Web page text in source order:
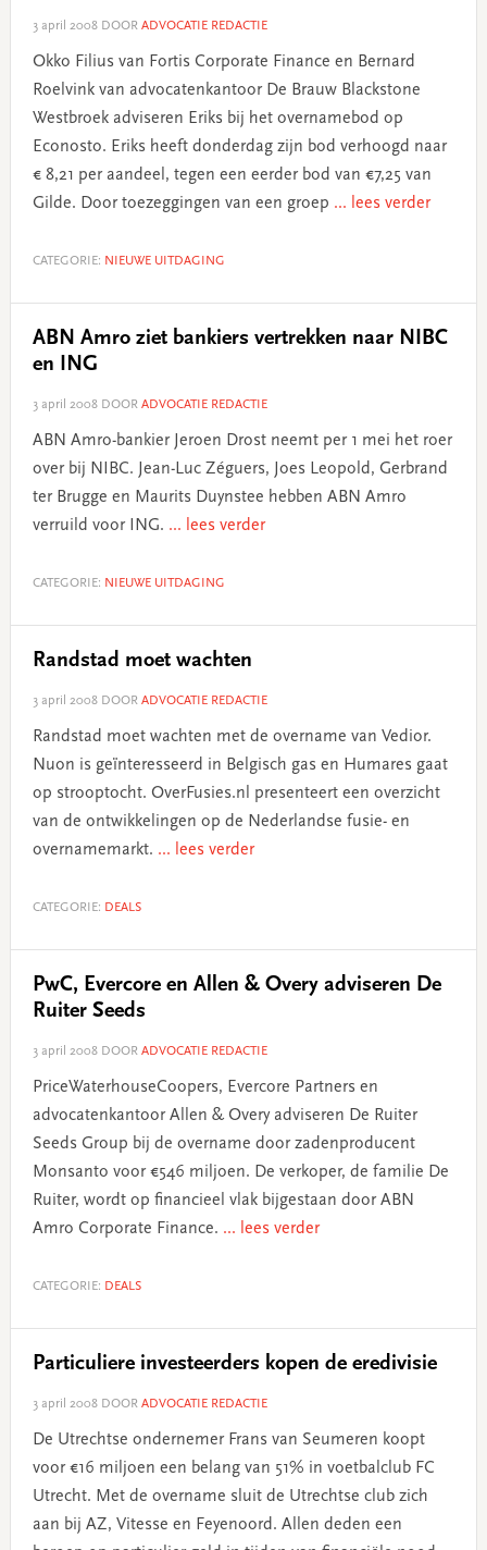
3 april 2008DOOR ADVOCATIE REDACTIE
Okko Filius van Fortis Corporate Finance en Bernard
Roelvink van advocatenkantoor De Brauw Blackstone
Westbroek adviseren Eriks bij het overnamebod op
Econosto. Eriks heeft donderdag zijn bod verhoogd naar
€ 8,21 per aandeel, tegen een eerder bod van €7,25 van
Gilde. Door toezeggingen van een groep ... lees verder
CATEGORIE: NIEUWE UITDAGING
ABN Amro ziet bankiers vertrekken naar NIBC
en ING
3 april 2008DOOR ADVOCATIE REDACTIE
ABN Amro-bankier Jeroen Drost neemt per 1 mei het roer
over bij NIBC. Jean-Luc Zéguers, Joes Leopold, Gerbrand
ter Brugge en Maurits Duynstee hebben ABN Amro
verruild voor ING. ... lees verder
CATEGORIE: NIEUWE UITDAGING
Randstad moet wachten
3 april 2008DOOR ADVOCATIE REDACTIE
Randstad moet wachten met de overname van Vedior.
Nuon is geïnteresseerd in Belgisch gas en Humares gaat
op strooptocht. OverFusies.nl presenteert een overzicht
van de ontwikkelingen op de Nederlandse fusie- en
overnamemarkt. ... lees verder
CATEGORIE: DEALS
PwC, Evercore en Allen & Overy adviseren De
Ruiter Seeds
3 april 2008DOOR ADVOCATIE REDACTIE
PriceWaterhouseCoopers, Evercore Partners en
advocatenkantoor Allen & Overy adviseren De Ruiter
Seeds Group bij de overname door zadenproducent
Monsanto voor €546 miljoen. De verkoper, de familie De
Ruiter, wordt op financieel vlak bijgestaan door ABN
Amro Corporate Finance. ... lees verder
CATEGORIE: DEALS
Particuliere investeerders kopen de eredivisie
3 april 2008DOOR ADVOCATIE REDACTIE
De Utrechtse ondernemer Frans van Seumeren koopt
voor €16 miljoen een belang van 51% in voetbalclub FC
Utrecht. Met de overname sluit de Utrechtse club zich
aan bij AZ, Vitesse en Feyenoord. Allen deden een